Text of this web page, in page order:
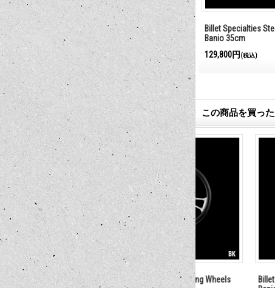
Wheels
Billet Specialties Steering Wheels
Fast Lane 35cm
129,800円 (税込)
Billet Specialties
Banjo 35cm
129,800円 (税込)
この商品を買っ
Wheels
Billet Specialties Steering Wheels
Billet Specialties